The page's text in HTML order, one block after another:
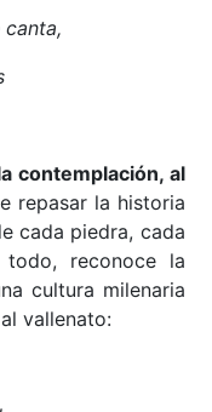
canta,
contemplación, al
repasar la historia
cada piedra, cada
reconoce la
cultura milenaria
vallenato: